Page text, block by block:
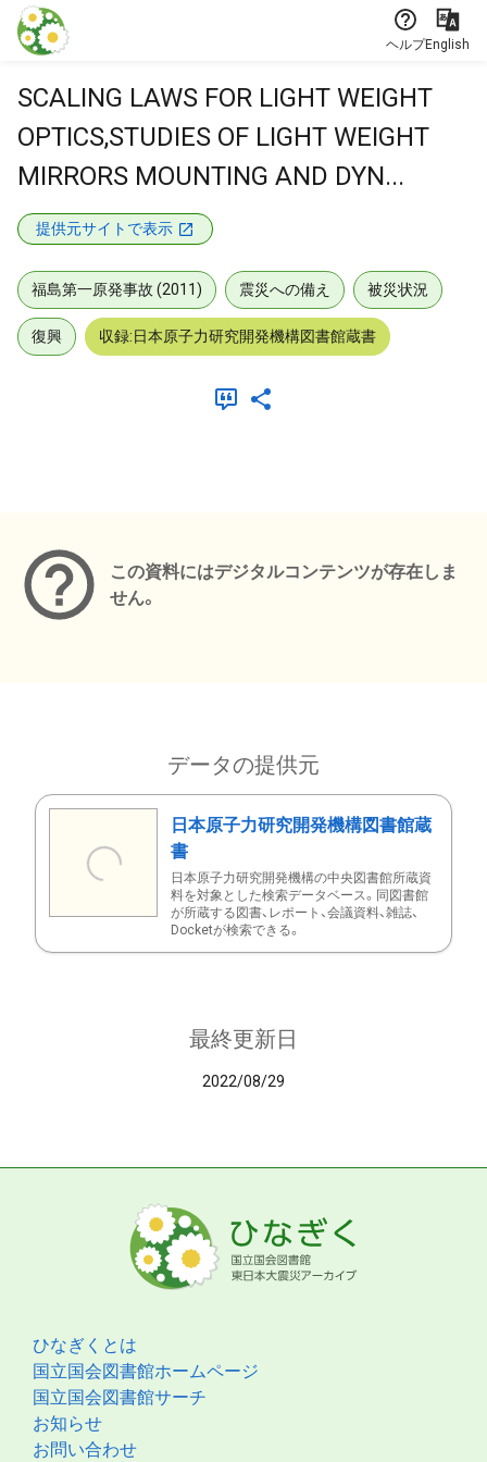
本文に飛ぶ
ヘルプEnglish
SCALING LAWS FOR LIGHT WEIGHT
OPTICS,STUDIES OF LIGHT WEIGHT
MIRRORS MOUNTING AND DYN...
提供元サイトで表示
福島第一原発事故 (2011) 震災への備え 被災状況
復興 収録:日本原子力研究開発機構図書館蔵書
この資料にはデジタルコンテンツが存在しま
せん。
データの提供元
日本原子力研究開発機構図書館蔵
書
日本原子力研究開発機構の中央図書館所蔵資
料を対象とした検索データベース。同図書館
が所蔵する図書、レポート、会議資料、雑誌、
Docketが検索できる。
最終更新日
2022/08/29
ひなぎくとは
国立国会図書館ホームページ
国立国会図書館サーチ
お知らせ
お問い合わせ